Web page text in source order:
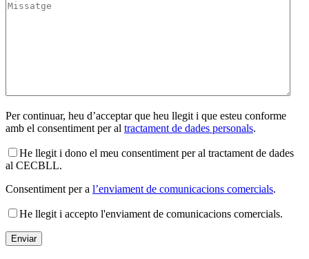
Per continuar, heu d’acceptar que heu llegit i que esteu conforme
amb el consentiment per al tractament de dades personals.
He llegit i dono el meu consentiment per al tractament de dades
al CECBLL.
Consentiment per a l’enviament de comunicacions comercials.
He llegit i accepto l'enviament de comunicacions comercials.